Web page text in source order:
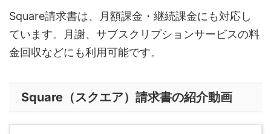
Square請求書は、月額課金・継続課金にも対応し
ています。月謝、サブスクリプションサービスの料
金回収などにも利用可能です。
Square（スクエア）請求書の紹介動画